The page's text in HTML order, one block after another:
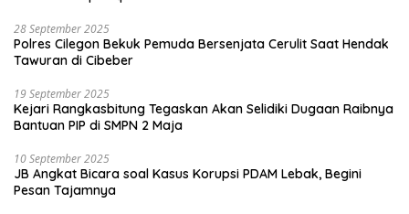
28 September 2025
Polres Cilegon Bekuk Pemuda Bersenjata Cerulit Saat Hendak
Tawuran di Cibeber
19 September 2025
Kejari Rangkasbitung Tegaskan Akan Selidiki Dugaan Raibnya
Bantuan PIP di SMPN 2 Maja
10 September 2025
JB Angkat Bicara soal Kasus Korupsi PDAM Lebak, Begini
Pesan Tajamnya